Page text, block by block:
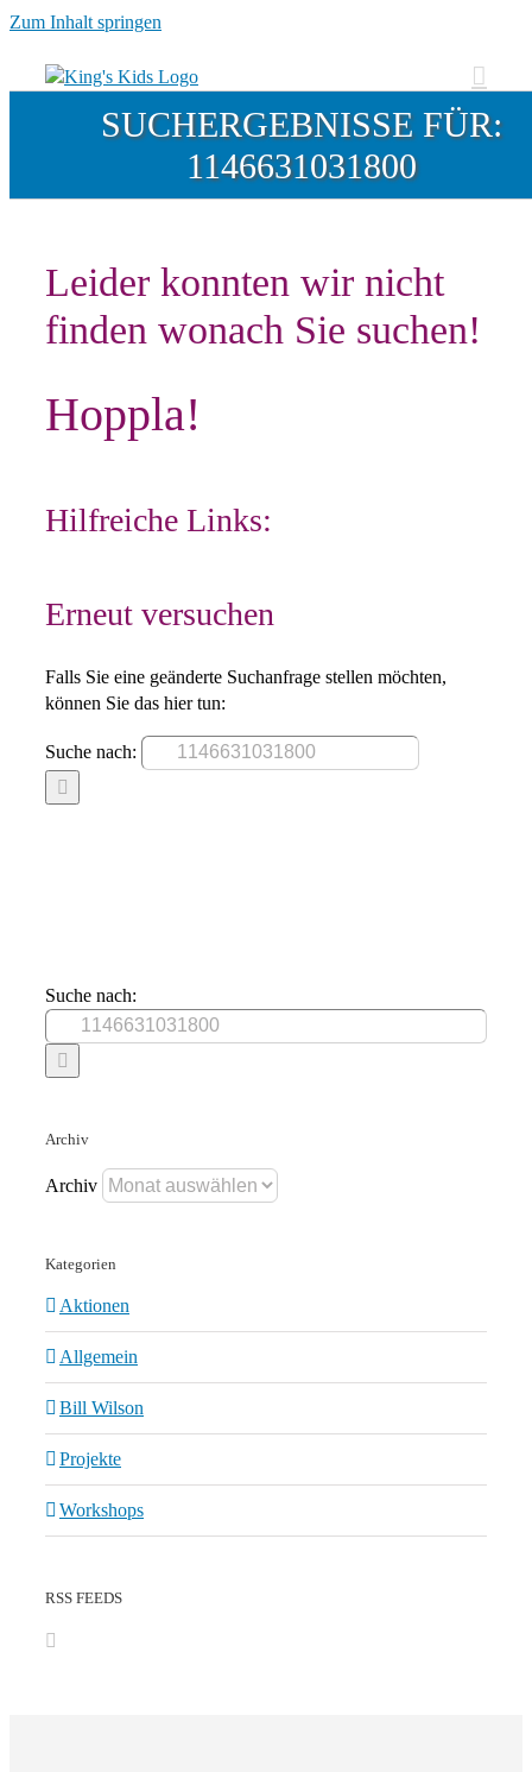
Zum Inhalt springen
SUCHERGEBNISSE FÜR:
1146631031800
Leider konnten wir nicht
finden wonach Sie suchen!
Hoppla!
Hilfreiche Links:
Erneut versuchen
Falls Sie eine geänderte Suchanfrage stellen möchten,
können Sie das hier tun:
Suche nach:
Suche nach:
Archiv
Archiv
Kategorien
Aktionen
Allgemein
Bill Wilson
Projekte
Workshops
RSS FEEDS